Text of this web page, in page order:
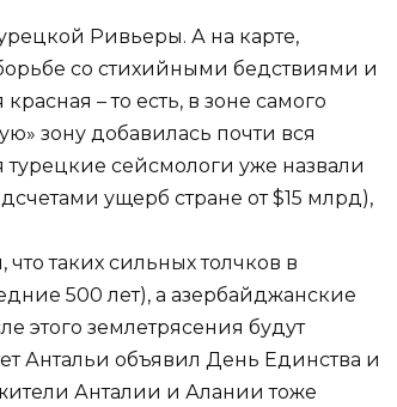
Ривьеры. А на карте,
со стихийными бедствиями и
– то есть, в зоне самого
зону добавилась почти вся
сейсмологи уже назвали
ущерб стране от $15 млрд),
таких сильных толчков в
500 лет), а азербайджанские
этого землетрясения будут
Антальи объявил День Единства и
Анталии и Алании тоже